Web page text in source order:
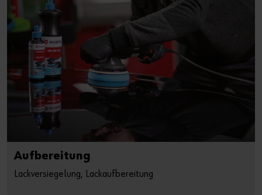
Aufbereitung
Lackversiegelung, Lackaufbereitung